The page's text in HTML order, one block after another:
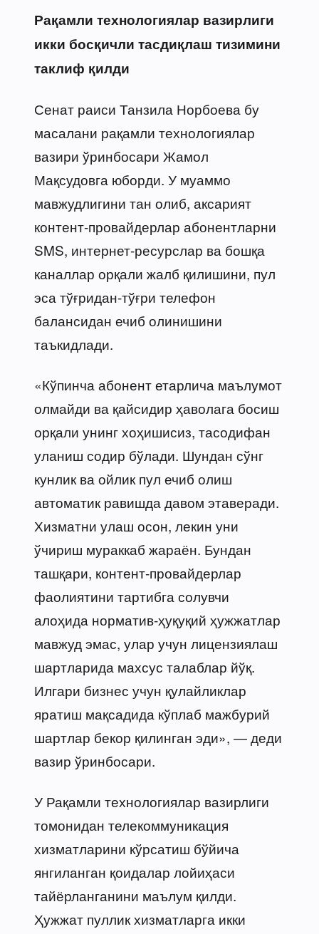
Рақамли технологиялар вазирлиги
икки босқичли тасдиқлаш тизимини
таклиф қилди
Сенат раиси Танзила Норбоева бу
масалани рақамли технологиялар
вазири ўринбосари Жамол
Мақсудовга юборди. У муаммо
мавжудлигини тан олиб, аксарият
контент-провайдерлар абонентларни
SMS, интернет-ресурслар ва бошқа
каналлар орқали жалб қилишини, пул
эса тўғридан-тўғри телефон
балансидан ечиб олинишини
таъкидлади.
«Кўпинча абонент етарлича маълумот
олмайди ва қайсидир ҳаволага босиш
орқали унинг хоҳишисиз, тасодифан
уланиш содир бўлади. Шундан сўнг
кунлик ва ойлик пул ечиб олиш
автоматик равишда давом этаверади.
Хизматни улаш осон, лекин уни
ўчириш мураккаб жараён. Бундан
ташқари, контент-провайдерлар
фаолиятини тартибга солувчи
алоҳида норматив-ҳуқуқий ҳужжатлар
мавжуд эмас, улар учун лицензиялаш
шартларида махсус талаблар йўқ.
Илгари бизнес учун қулайликлар
яратиш мақсадида кўплаб мажбурий
шартлар бекор қилинган эди», — деди
вазир ўринбосари.
У Рақамли технологиялар вазирлиги
томонидан телекоммуникация
хизматларини кўрсатиш бўйича
янгиланган қоидалар лойиҳаси
тайёрланганини маълум қилди.
Ҳужжат пуллик хизматларга икки